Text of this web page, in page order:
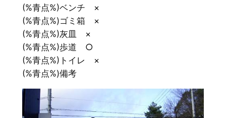
(%青点%)ベンチ ×
(%青点%)ゴミ箱 ×
(%青点%)灰皿 ×
(%青点%)歩道 ○
(%青点%)トイレ ×
(%青点%)備考